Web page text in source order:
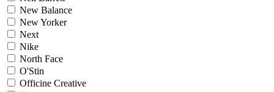
New Balance
New Yorker
Next
Nike
North Face
O'Stin
Officine Creative